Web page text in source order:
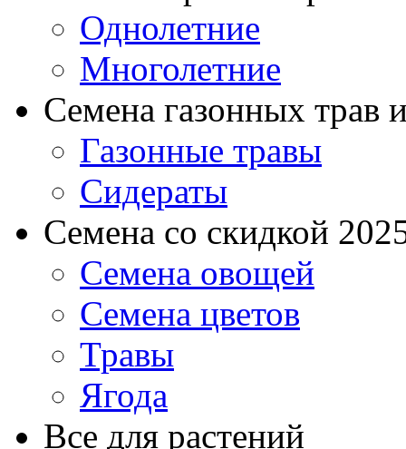
Однолетние
Многолетние
Семена газонных трав
Газонные травы
Сидераты
Семена со скидкой
Семена овощей
Семена цветов
Травы
Ягода
Все для растений